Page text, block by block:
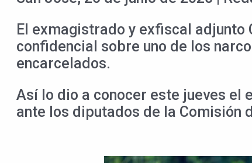
El exmagistrado y exfiscal adjunto
confidencial sobre uno de los
encarcelados.
Así lo dio a conocer este jueves el
ante los diputados de la Comisión